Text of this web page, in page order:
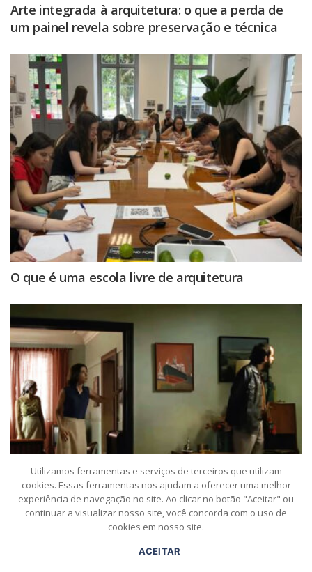
Arte integrada à arquitetura: o que a perda de
um painel revela sobre preservação e técnica
O que é uma escola livre de arquitetura
O ano é 2025, arquitet@s do futuro, uni-vos!
Utilizamos ferramentas e serviços de terceiros que utilizam
cookies. Essas ferramentas nos ajudam a oferecer uma melhor
experiência de navegação no site. Ao clicar no botão "Aceitar" ou
continuar a visualizar nosso site, você concorda com o uso de
cookies em nosso site.
ACEITAR